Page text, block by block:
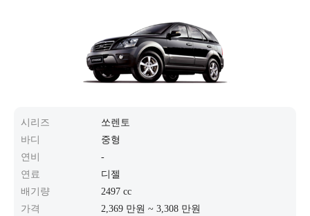
시리즈
쏘렌토
바디
중형
연비
-
연료
디젤
배기량
2497 cc
가격
2,369 만원 ~ 3,308 만원